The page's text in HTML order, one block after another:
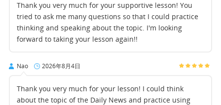
Thank you very much for your supportive lesson! You
tried to ask me many questions so that I could practice
thinking and speaking about the topic. I'm looking
forward to taking your lesson again!!
Nao 2026年8月4日
Thank you very much for your lesson! I could think
about the topic of the Daily News and practice using